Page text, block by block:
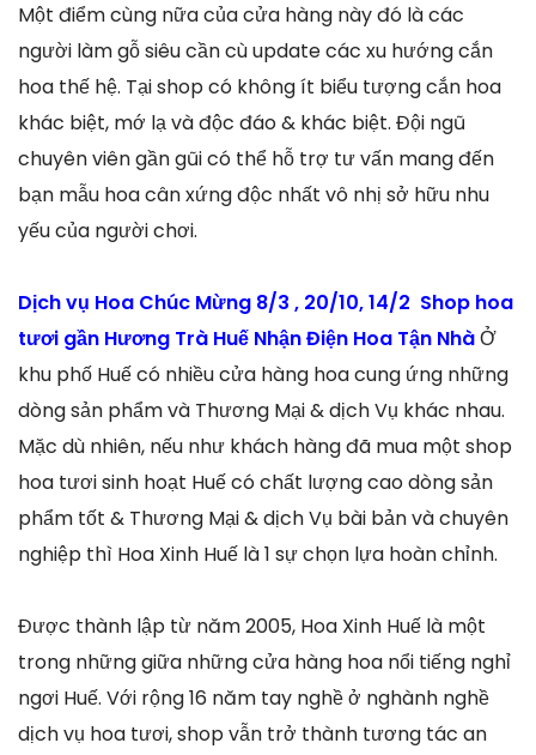
Một điểm cùng nữa của cửa hàng này đó là các
người làm gỗ siêu cần cù update các xu hướng cắn
hoa thế hệ. Tại shop có không ít biểu tượng cắn hoa
khác biệt, mớ lạ và độc đáo & khác biệt. Đội ngũ
chuyên viên gần gũi có thể hỗ trợ tư vấn mang đến
bạn mẫu hoa cân xứng độc nhất vô nhị sở hữu nhu
yếu của người chơi.
Dịch vụ Hoa Chúc Mừng 8/3 , 20/10, 14/2 Shop hoa
tươi gần Hương Trà Huế Nhận Điện Hoa Tận NhàỞ
khu phố Huế có nhiều cửa hàng hoa cung ứng những
dòng sản phẩm và Thương Mại & dịch Vụ khác nhau.
Mặc dù nhiên, nếu như khách hàng đã mua một shop
hoa tươi sinh hoạt Huế có chất lượng cao dòng sản
phẩm tốt & Thương Mại & dịch Vụ bài bản và chuyên
nghiệp thì Hoa Xinh Huế là 1 sự chọn lựa hoàn chỉnh.
Được thành lập từ năm 2005, Hoa Xinh Huế là một
trong những giữa những cửa hàng hoa nổi tiếng nghỉ
ngơi Huế. Với rộng 16 năm tay nghề ở nghành nghề
dịch vụ hoa tươi, shop vẫn trở thành tương tác an